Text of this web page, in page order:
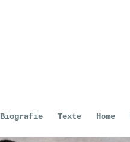
Biografie Texte Home